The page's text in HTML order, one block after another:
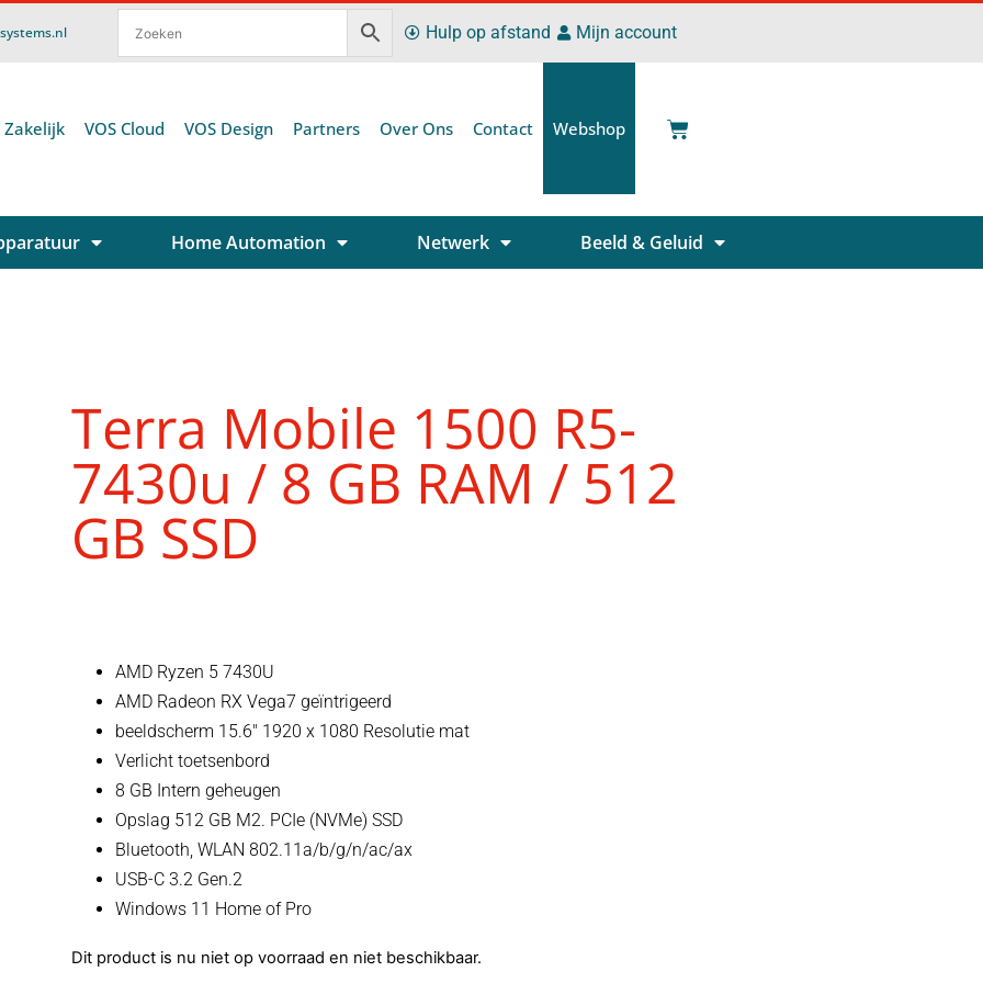
Hulp op afstand Mijn account
Zakelijk VOS Cloud VOS Design Partners Over Ons Contact Webshop
Home Automation Netwerk Beeld & Geluid
Terra Mobile 1500 R5-
7430u / 8 GB RAM / 512
GB SSD
AMD Ryzen 5 7430U
AMD Radeon RX Vega7 geïntrigeerd
beeldscherm 15.6″ 1920 x 1080 Resolutie mat
Verlicht toetsenbord
8 GB Intern geheugen
Opslag 512 GB M2. PCIe (NVMe) SSD
Bluetooth, WLAN 802.11a/b/g/n/ac/ax
USB-C 3.2 Gen.2
Windows 11 Home of Pro
Dit product is nu niet op voorraad en niet beschikbaar.